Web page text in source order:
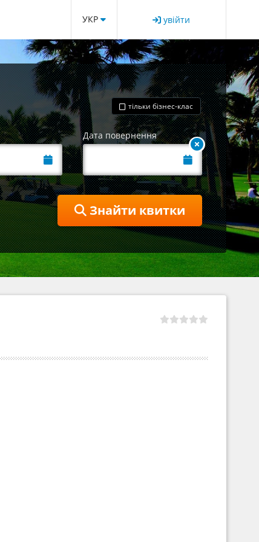
УКР увійти
тільки бізнес-клас
Дата повернення
Знайти квитки